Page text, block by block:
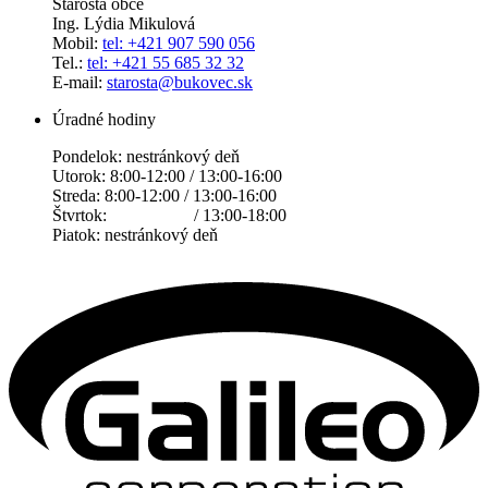
Starosta obce
Ing. Lýdia Mikulová
Mobil: tel: +421 907 590 056
Tel.: tel: +421 55 685 32 32
E-mail: starosta@bukovec.sk
Úradné hodiny
Pondelok: nestránkový deň
Utorok: 8:00-12:00 / 13:00-16:00
Streda: 8:00-12:00 / 13:00-16:00
Štvrtok: / 13:00-18:00
Piatok: nestránkový deň